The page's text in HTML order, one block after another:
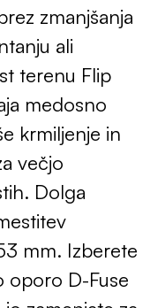
zmanjšanja
ali
terenu Flip
medosno
krmiljenje in
večjo
Dolga
mm. Izberete
oporo D-Fuse